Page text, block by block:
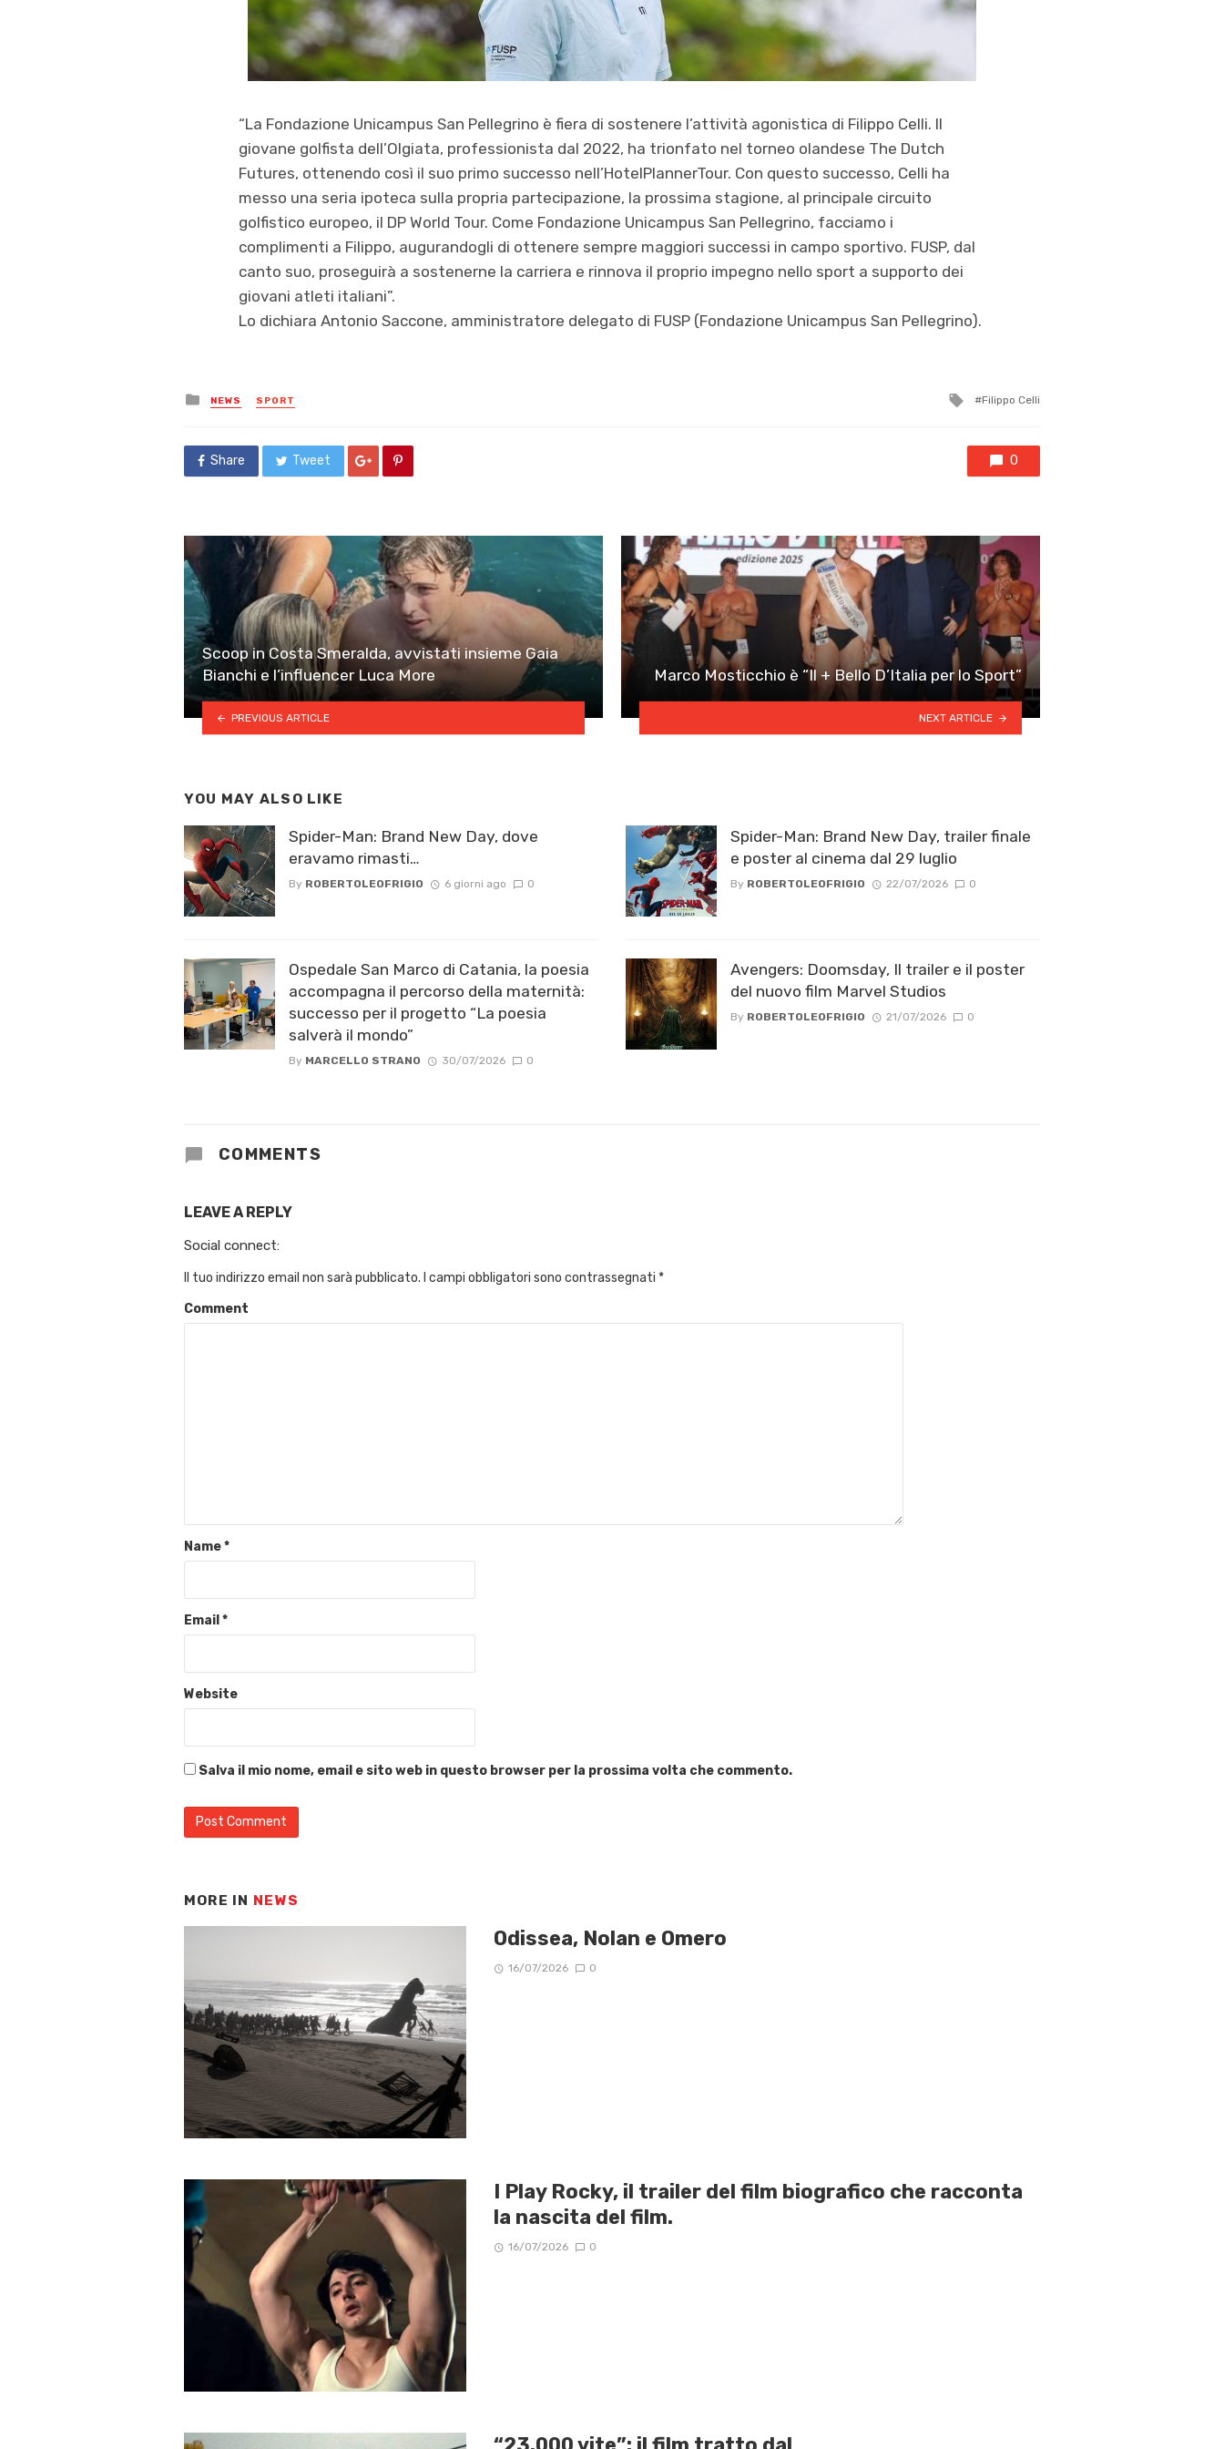
“La Fondazione Unicampus San Pellegrino è fiera di sostenere l’attività agonistica di Filippo Celli. Il
giovane golfista dell’Olgiata, professionista dal 2022, ha trionfato nel torneo olandese The Dutch
Futures, ottenendo così il suo primo successo nell’HotelPlannerTour. Con questo successo, Celli ha
messo una seria ipoteca sulla propria partecipazione, la prossima stagione, al principale circuito
golfistico europeo, il DP World Tour. Come Fondazione Unicampus San Pellegrino, facciamo i
complimenti a Filippo, augurandogli di ottenere sempre maggiori successi in campo sportivo. FUSP, dal
canto suo, proseguirà a sostenerne la carriera e rinnova il proprio impegno nello sport a supporto dei
giovani atleti italiani”.
Lo dichiara Antonio Saccone, amministratore delegato di FUSP (Fondazione Unicampus San Pellegrino).
Posted
in
NEWS SPORT
Tagged
Filippo Celli
Share Tweet 0
Scoop in Costa Smeralda, avvistati insieme Gaia
Bianchi e l’influencer Luca More
PREVIOUS ARTICLE
Marco Mosticchio è “Il + Bello D’Italia per lo Sport”
NEXT ARTICLE
YOU MAY ALSO LIKE
Spider-Man: Brand New Day, dove
eravamo rimasti…
By ROBERTOLEOFRIGIO 6 giorni ago 0
Ospedale San Marco di Catania, la poesia
accompagna il percorso della maternità:
successo per il progetto “La poesia
salverà il mondo”
By MARCELLO STRANO 30/07/2026 0
Spider-Man: Brand New Day, trailer finale
e poster al cinema dal 29 luglio
By ROBERTOLEOFRIGIO 22/07/2026 0
Avengers: Doomsday, Il trailer e il poster
del nuovo film Marvel Studios
By ROBERTOLEOFRIGIO 21/07/2026 0
COMMENTS
LEAVE A REPLY
Social connect:
Il tuo indirizzo email non sarà pubblicato. I campi obbligatori sono contrassegnati *
Comment
Name*
Email *
Website
Salva il mio nome, email e sito web in questo browser per la prossima volta che commento.
MORE IN NEWS
Odissea, Nolan e Omero
16/07/2026 0
I Play Rocky, il trailer del film biografico che racconta
la nascita del film.
16/07/2026 0